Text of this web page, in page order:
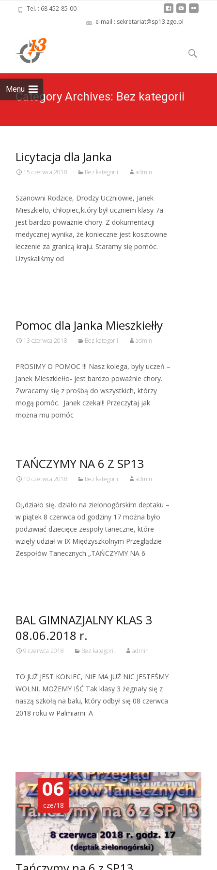
Tel. : 68 452-85-00
e-mail : sekretariat@sp13.zgo.pl
Menu
to
content
Szukaj:
Category Archives: Bez kategorii
Licytacja dla Janka
15 czerwca 2018 Bez kategorii admin
Szanowni Rodzice, Drodzy Uczniowie, Janek
Mieszkieło, chłopiec,który był uczniem klasy 7a
jest bardzo poważnie chory. Z dokumentacji
medycznej wynika, że konieczne jest kosztowne
leczenie za granicą kraju. Staramy się pomóc.
Uzyskaliśmy od
Pomoc dla Janka Mieszkiełły
13 czerwca 2018 Bez kategorii admin
PROSIMY O POMOC !!! Nasz kolega, były uczeń –
Janek Mieszkiełło- jest bardzo poważnie chory.
Zwracamy się z prośbą do wszystkich, którzy
mogą pomóc. Janek czeka!!! Przeczytaj jak
można mu pomóc
TAŃCZYMY NA 6 Z SP13
10 czerwca 2018 Bez kategorii admin
Oj,działo się, działo na zielonogórskim deptaku –
w piątek 8 czerwca od godziny 17 można było
podziwiać dziecięce zespoły taneczne, które
wzięły udział w IX Międzyszkolnym Przeglądzie
Zespołów Tanecznych „TAŃCZYMY NA 6
BAL GIMNAZJALNY KLAS 3
08.06.2018 r.
9 czerwca 2018 Bez kategorii admin
TO JUŻ JEST KONIEC, NIE MA JUŻ NIC JESTEŚMY
WOLNI, MOŻEMY IŚĆ Tak klasy 3 żegnały się z
naszą szkołą na balu, który odbył się 08 czerwca
2018 roku w Palmiarni. A
06
cze/18